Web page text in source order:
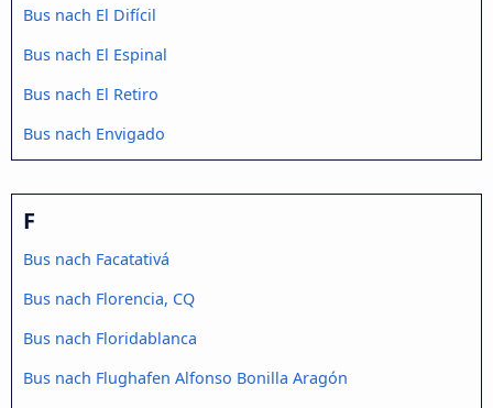
Bus nach El Difícil
Bus nach El Espinal
Bus nach El Retiro
Bus nach Envigado
F
Bus nach Facatativá
Bus nach Florencia, CQ
Bus nach Floridablanca
Bus nach Flughafen Alfonso Bonilla Aragón